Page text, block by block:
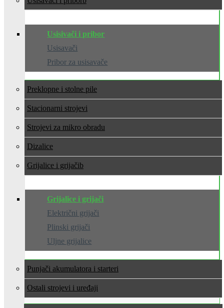
Usisivači i pribor
Usisavači
Pribor za usisavače
Preklopne i stolne pile
Stacionarni strojevi
Strojevi za mikro obradu
Dizalice
Grijalice i grijači
Grijalice i grijači
Električni grijači
Plinski grijači
Uljne grijalice
Punjači akumulatora i starteri
Ostali strojevi i uređaji